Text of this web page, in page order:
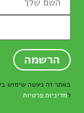
באתר זה נעשה שימוש
למדיניות פרטיות